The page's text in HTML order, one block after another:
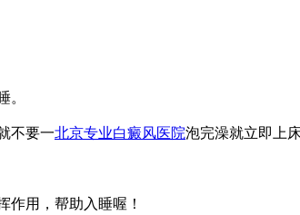
。
不要一北京专业白癜风医院泡完澡就立即上
作用，帮助入睡喔！